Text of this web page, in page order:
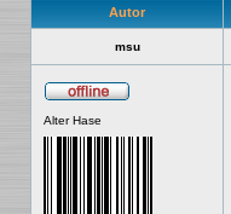
Autor
msu
Alter Hase